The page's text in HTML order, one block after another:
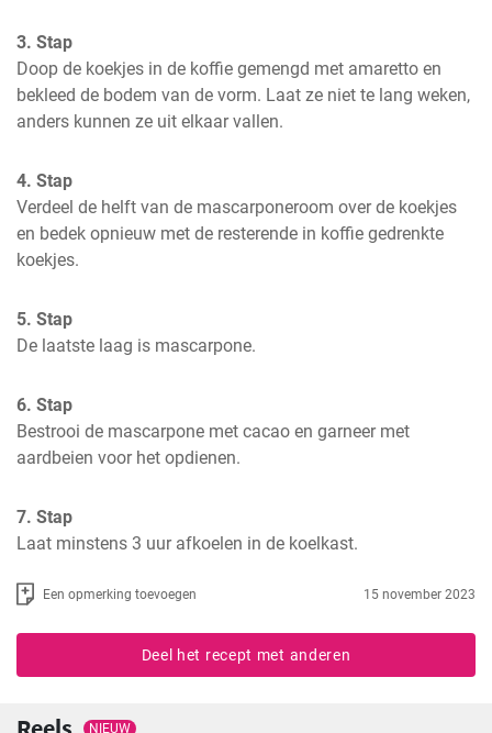
3. Stap
Doop de koekjes in de koffie gemengd met amaretto en
bekleed de bodem van de vorm. Laat ze niet te lang weken,
anders kunnen ze uit elkaar vallen.
4. Stap
Verdeel de helft van de mascarponeroom over de koekjes
en bedek opnieuw met de resterende in koffie gedrenkte
koekjes.
5. Stap
De laatste laag is mascarpone.
6. Stap
Bestrooi de mascarpone met cacao en garneer met
aardbeien voor het opdienen.
7. Stap
Laat minstens 3 uur afkoelen in de koelkast.
Een opmerking toevoegen 15 november 2023
Deel het recept met anderen
NIEUW